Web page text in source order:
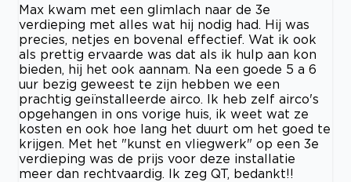
Max kwam met een glimlach naar de 3e
verdieping met alles wat hij nodig had. Hij was
precies, netjes en bovenal effectief. Wat ik ook
als prettig ervaarde was dat als ik hulp aan kon
bieden, hij het ook aannam. Na een goede 5 a 6
uur bezig geweest te zijn hebben we een
prachtig geïnstalleerde airco. Ik heb zelf airco's
opgehangen in ons vorige huis, ik weet wat ze
kosten en ook hoe lang het duurt om het goed te
krijgen. Met het "kunst en vliegwerk" op een 3e
verdieping was de prijs voor deze installatie
meer dan rechtvaardig. Ik zeg QT, bedankt!!